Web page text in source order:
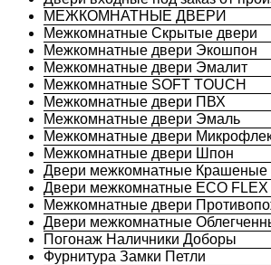
МЕЖКОМНАТНЫЕ ДВЕРИ
Межкомнатные Скрытые двери
Межкомнатные двери Экошпон
Межкомнатные двери Эмалит
Межкомнатные SOFT TOUCH
Межкомнатные двери ПВХ
Межкомнатные двери Эмаль
Межкомнатные двери
Межкомнатные двери Шпон
Двери межкомнатные Крашеные
Двери межкомнатные ECO FLEX
Межкомнатные двери
Двери межкомнатные
Погонаж Наличники Доборы
Фурнитура Замки Петли